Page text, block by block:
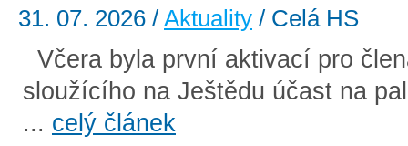
31. 07. 2026 / Aktuality / Celá HS
Včera byla první aktivací pro
sloužícího na Ještědu účast na
... celý článek